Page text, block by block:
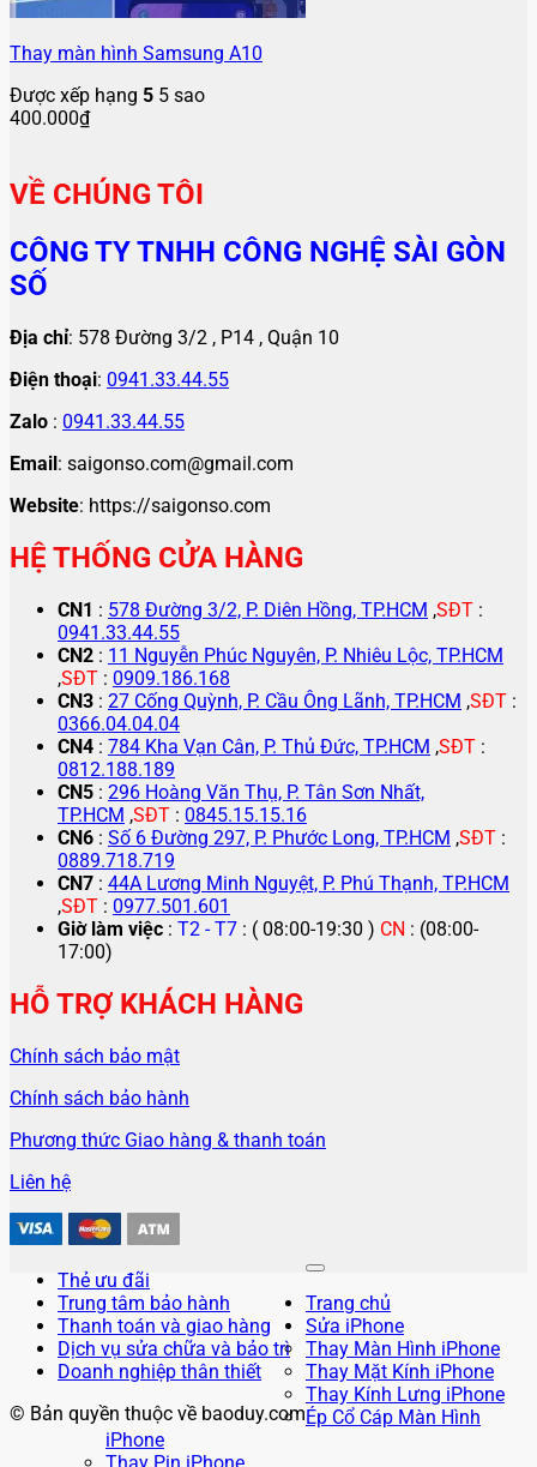
Thay màn hình Samsung A10
Được xếp hạng 5 5 sao
400.000₫
VỀ CHÚNG TÔI
CÔNG TY TNHH CÔNG NGHỆ SÀI GÒN
SỐ
Địa chỉ: 578 Đường 3/2 , P14 , Quận 10
Điện thoại: 0941.33.44.55
Zalo : 0941.33.44.55
Email: saigonso.com@gmail.com
Website: https://saigonso.com
HỆ THỐNG CỬA HÀNG
CN1 : 578 Đường 3/2, P. Diên Hồng, TP.HCM ,SĐT :
0941.33.44.55
CN2 : 11 Nguyễn Phúc Nguyên, P. Nhiêu Lộc, TP.HCM
,SĐT : 0909.186.168
CN3 : 27 Cống Quỳnh, P. Cầu Ông Lãnh, TP.HCM ,SĐT :
0366.04.04.04
CN4 : 784 Kha Vạn Cân, P. Thủ Đức, TP.HCM ,SĐT :
0812.188.189
CN5 : 296 Hoàng Văn Thụ, P. Tân Sơn Nhất,
TP.HCM ,SĐT : 0845.15.15.16
CN6 : Số 6 Đường 297, P. Phước Long, TP.HCM ,SĐT :
0889.718.719
CN7 : 44A Lương Minh Nguyệt, P. Phú Thạnh, TP.HCM
,SĐT : 0977.501.601
Giờ làm việc : T2 - T7 : ( 08:00-19:30 ) CN : (08:00-
17:00)
HỖ TRỢ KHÁCH HÀNG
Chính sách bảo mật
Chính sách bảo hành
Phương thức Giao hàng & thanh toán
Liên hệ
Thẻ ưu đãi
Trung tâm bảo hành
Thanh toán và giao hàng
Dịch vụ sửa chữa và bảo trì
Doanh nghiệp thân thiết
© Bản quyền thuộc về baoduy.com
Trang chủ
Sửa iPhone
Thay Màn Hình iPhone
Thay Mặt Kính iPhone
Thay Kính Lưng iPhone
Ép Cổ Cáp Màn Hình
iPhone
Thay Pin iPhone